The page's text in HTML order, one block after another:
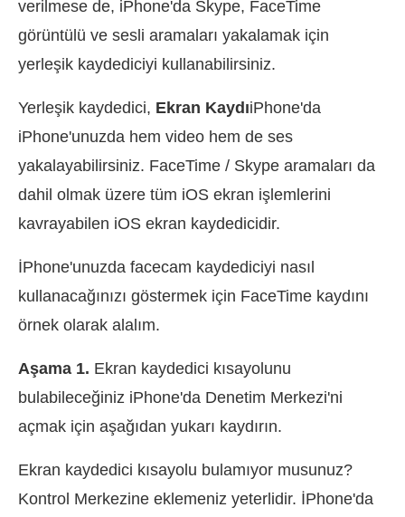
verilmese de, iPhone'da Skype, FaceTime
görüntülü ve sesli aramaları yakalamak için
yerleşik kaydediciyi kullanabilirsiniz.
Yerleşik kaydedici, Ekran KaydıiPhone'da
iPhone'unuzda hem video hem de ses
yakalayabilirsiniz. FaceTime / Skype aramaları da
dahil olmak üzere tüm iOS ekran işlemlerini
kavrayabilen iOS ekran kaydedicidir.
İPhone'unuzda facecam kaydediciyi nasıl
kullanacağınızı göstermek için FaceTime kaydını
örnek olarak alalım.
Aşama 1. Ekran kaydedici kısayolunu
bulabileceğiniz iPhone'da Denetim Merkezi'ni
açmak için aşağıdan yukarı kaydırın.
Ekran kaydedici kısayolu bulamıyor musunuz?
Kontrol Merkezine eklemeniz yeterlidir. İPhone'da